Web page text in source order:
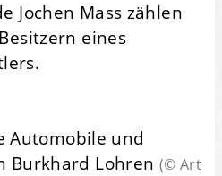
Jochen Mass zählen
eines
Automobile und
Burkhard Lohren (© Art